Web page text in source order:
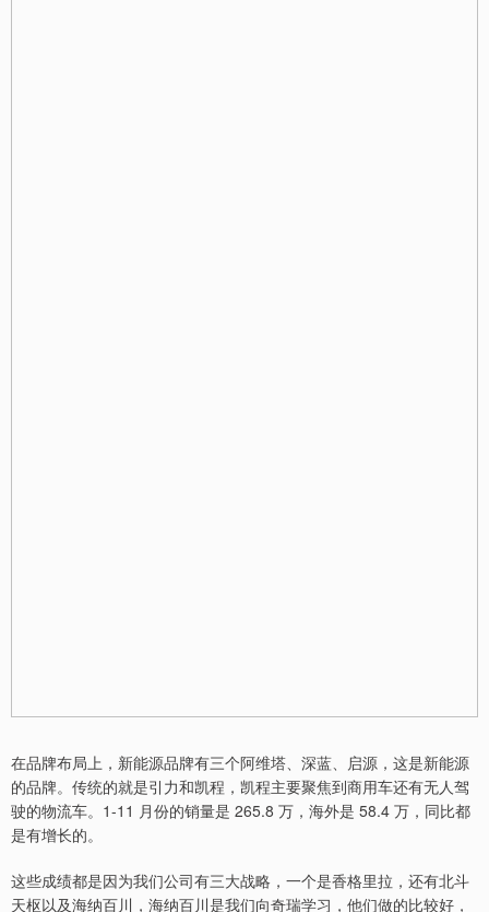
在品牌布局上，新能源品牌有三个阿维塔、深蓝、启源，这是新能源
的品牌。传统的就是引力和凯程，凯程主要聚焦到商用车还有无人驾
驶的物流车。1-11 月份的销量是 265.8 万，海外是 58.4 万，同比都
是有增长的。
这些成绩都是因为我们公司有三大战略，一个是香格里拉，还有北斗
天枢以及海纳百川，海纳百川是我们向奇瑞学习，他们做的比较好，